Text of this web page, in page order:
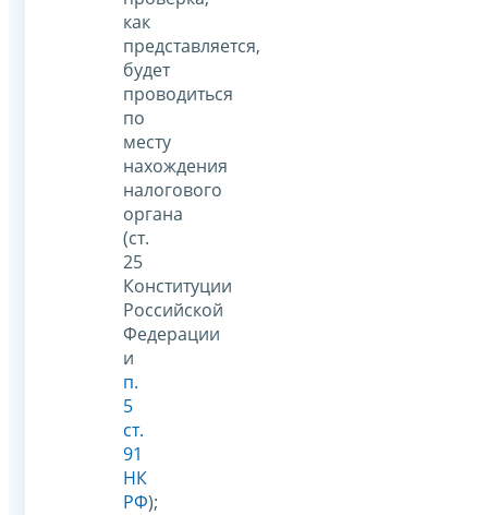
как
представляется,
будет
проводиться
по
месту
нахождения
налогового
органа
(ст.
25
Конституции
Российской
Федерации
и
п.
5
ст.
91
НК
РФ);